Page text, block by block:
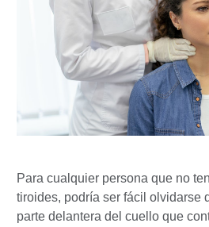
Para cualquier persona que no
tiroides, podría ser fácil olvidarse
parte delantera del cuello que